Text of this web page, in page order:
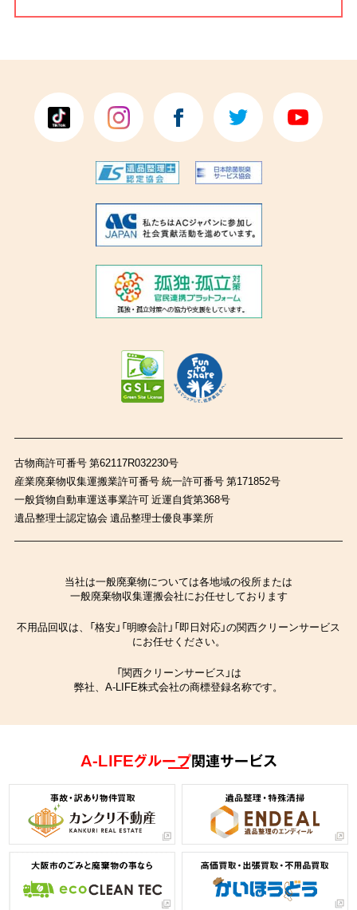
古物商許可番号 第62117R032230号
産業廃棄物収集運搬業許可番号 統一許可番号 第171852号
一般貨物自動車運送事業許可 近運自貨第368号
遺品整理士認定協会 遺品整理士優良事業所
当社は一般廃棄物については各地域の役所または
一般廃棄物収集運搬会社にお任せしております
不用品回収は、「格安」「明瞭会計」「即日対応」の関西クリーンサービス
にお任せください。
「関西クリーンサービス」は
弊社、A-LIFE株式会社の商標登録名称です。
A-LIFEグループ関連サービス